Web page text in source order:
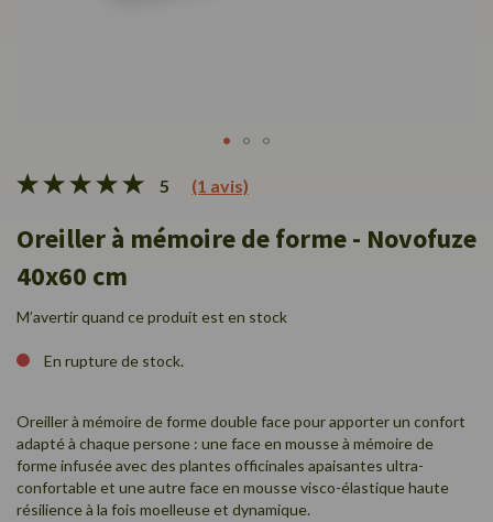
5 (1 avis)
Oreiller à mémoire de forme - Novofuze
40x60 cm
M’avertir quand ce produit est en stock
En rupture de stock.
Oreiller à mémoire de forme double face pour apporter un confort
adapté à chaque persone : une face en mousse à mémoire de
forme infusée avec des plantes officinales apaisantes ultra-
confortable et une autre face en mousse visco-élastique haute
résilience à la fois moelleuse et dynamique.
au
de
Galerie